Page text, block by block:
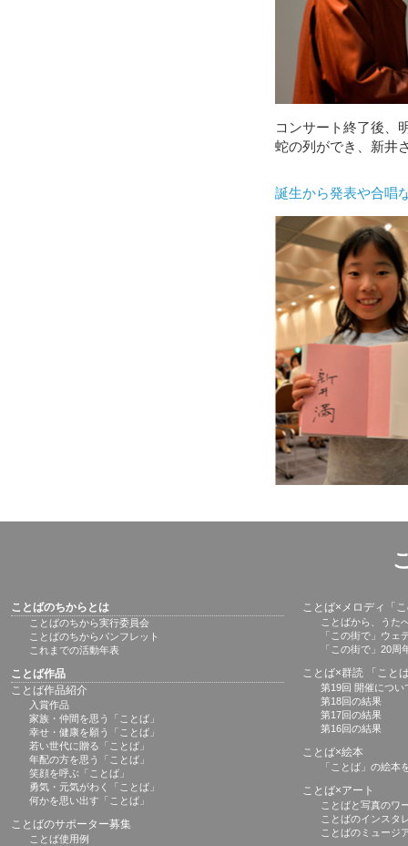
コンサート終了後、
蛇の列ができ、新井
誕生から発表や合唱
ことばのちからとは
ことばのちから実行委員会
ことばのちからパンフレット
これまでの活動年表
ことば作品
ことば作品紹介
入賞作品
家族・仲間を思う「ことば」
幸せ・健康を願う「ことば」
若い世代に贈る「ことば」
年配の方を思う「ことば」
笑顔を呼ぶ「ことば」
勇気・元気がわく「ことば」
何かを思い出す「ことば」
ことばのサポーター募集
ことば使用例
ことば×メロディ「
ことばから、うた
「この街で」ウェ
「この街で」20周
ことば×群読 「こと
第19回 開催につい
第18回の結果
第17回の結果
第16回の結果
ことば×絵本
「ことば」の絵本
ことば×アート
ことばと写真のワ
ことばのインスタ
ことばのミュージ